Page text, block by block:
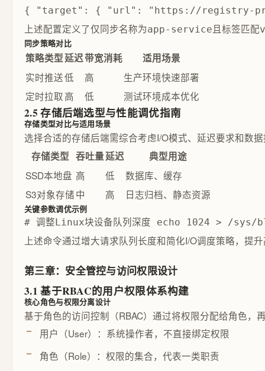
{ "target": { "url": "https://registry-
上述配置定义了仅同步名称为app-service 且标签匹配
同步策略对比
策略类型延迟带宽消耗
适用场景
实时推送低 高
生产环境快速部署
定时拉取高 低 测试环境成本优化
2.5 存储后端选型与性能调优指南
存储类型对比与适用场景
选择合适的存储后端需综合考虑I/O模式、延迟要求和数
存储类型 吞吐量延迟
典型用途
SSD本地盘 高 低
数据库、缓存
S3对象存储中 高 日志归档、静态资源
关键参数调优示例
# 调整Linux块设备队列深度 echo 1024 > /
上述命令通过增大请求队列长度和简化I/O调度策略，提
第三章：安全管控与访问权限设计
3.1 基于RBAC的用户权限体系构建
核心角色与权限分离设计
基于角色的访问控制（RBAC）通过将权限分配给角色
用户（User）：系统操作者，不直接绑定权限
角色（Role）：权限的集合，代表一类职责